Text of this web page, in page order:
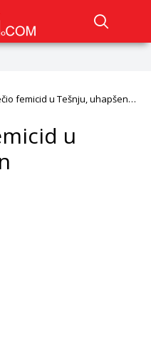
femicid u Tešnju, uhapšen
u